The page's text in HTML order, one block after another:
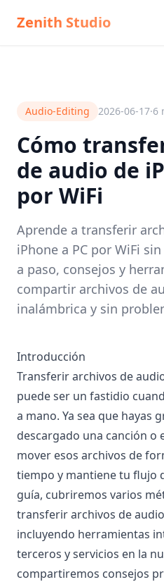
Zenith Studio
Audio-Editing 2026-06-17·6
Cómo
de audio de
por WiFi
Aprende a transferir
iPhone a PC por WiFi
a paso, consejos y
compartir archivos de
inalámbrica y sin
Introducción
Transferir archivos de
puede ser un fastidio
a mano. Ya sea que hayas
descargado una canción o
mover esos archivos de
tiempo y mantiene tu flujo
guía, cubriremos varios
transferir archivos de
incluyendo herramientas
terceros y servicios en la
compartiremos consejos